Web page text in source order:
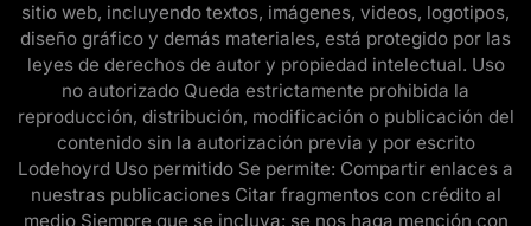
sitio web, incluyendo textos, imágenes, videos, logotipos,
diseño gráfico y demás materiales, está protegido por las
leyes de derechos de autor y propiedad intelectual. Uso
no autorizado Queda estrictamente prohibida la
reproducción, distribución, modificación o publicación del
contenido sin la autorización previa y por escrito
Lodehoyrd Uso permitido Se permite: Compartir enlaces a
nuestras publicaciones Citar fragmentos con crédito al
medio Siempre que se incluya: se nos haga mención con